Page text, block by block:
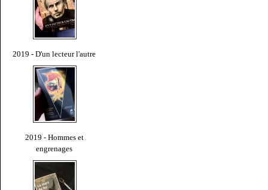
2019 - D'un lecteur l'autre
2019 - Hommes et
engrenages